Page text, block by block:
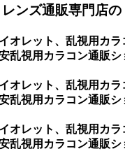
ンズ通販専門店の
オレット、乱視用カ
乱視用カラコン通販
オレット、乱視用カ
乱視用カラコン通販
オレット、乱視用カ
乱視用カラコン通販